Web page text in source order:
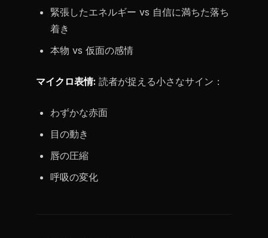
緊張したエネルギー vs 自信に満ちた落ち
着き
本物 vs 仮面の感情
マイクロ表情: 読者が捉える小さなサイン：
わずかな赤面
目の動き
唇の圧縮
呼吸の変化